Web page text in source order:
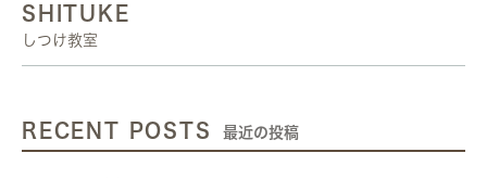
SHITUKE
しつけ教室
RECENT POSTS 最近の投稿